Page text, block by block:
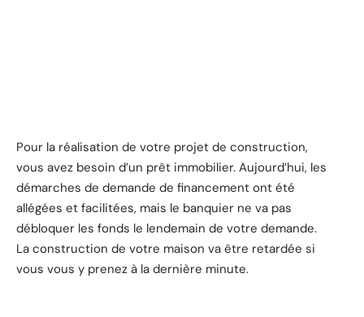
Pour la réalisation de votre projet de construction,
vous avez besoin d’un prêt immobilier. Aujourd’hui, les
démarches de demande de financement ont été
allégées et facilitées, mais le banquier ne va pas
débloquer les fonds le lendemain de votre demande.
La construction de votre maison va être retardée si
vous vous y prenez à la dernière minute.